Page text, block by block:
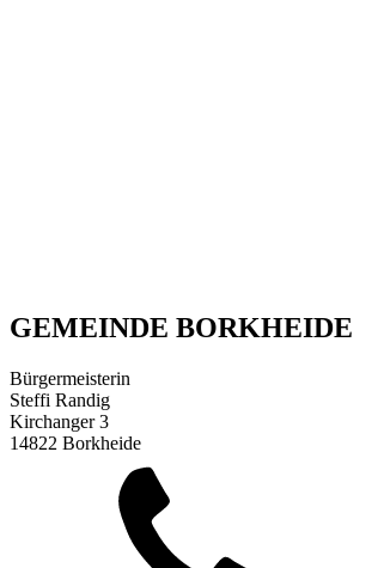
GEMEINDE BORKHEIDE
Bürgermeisterin
Steffi Randig
Kirchanger 3
14822 Borkheide